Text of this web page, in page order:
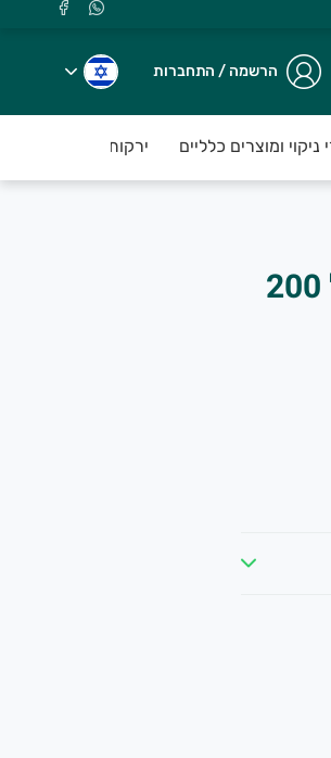
הרשמה / התחברות
ניקוי ומוצרים כלליים ירקות טריים ארוזים
פירורי גרסיני זהב | מאיר בייגל 200